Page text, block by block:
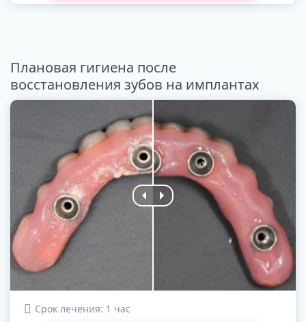
Плановая гигиена после
восстановления зубов на имплантах
Срок лечения: 1 час